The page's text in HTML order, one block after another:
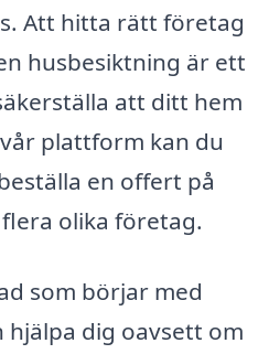
Att hitta rätt företag
husbesiktning är ett
att ditt hem
plattform kan du
en offert på
olika företag.
som börjar med
hjälpa dig oavsett om